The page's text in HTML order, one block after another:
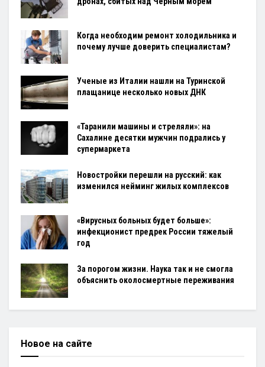
Когда необходим ремонт холодильника и
почему лучше доверить специалистам?
Ученые из Италии нашли на Туринской
плащанице несколько новых ДНК
«Таранили машины и стреляли»: на
Сахалине десятки мужчин подрались у
супермаркета
Новостройки перешли на русский: как
изменился нейминг жилых комплексов
«Вирусных больных будет больше»:
инфекционист предрек России тяжелый
год
За порогом жизни. Наука так и не смогла
объяснить околосмертные переживания
Новое на сайте